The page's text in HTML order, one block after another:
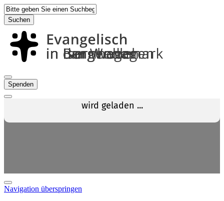
Suchen
Spenden
Navigation überspringen